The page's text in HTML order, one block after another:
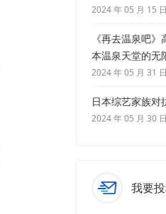
2024 年 05 月 15 日
《再去温泉吧
本温泉天堂的无
2024 年 05 月 31 日
日本综艺家族
2024 年 05 月 30 日
我要